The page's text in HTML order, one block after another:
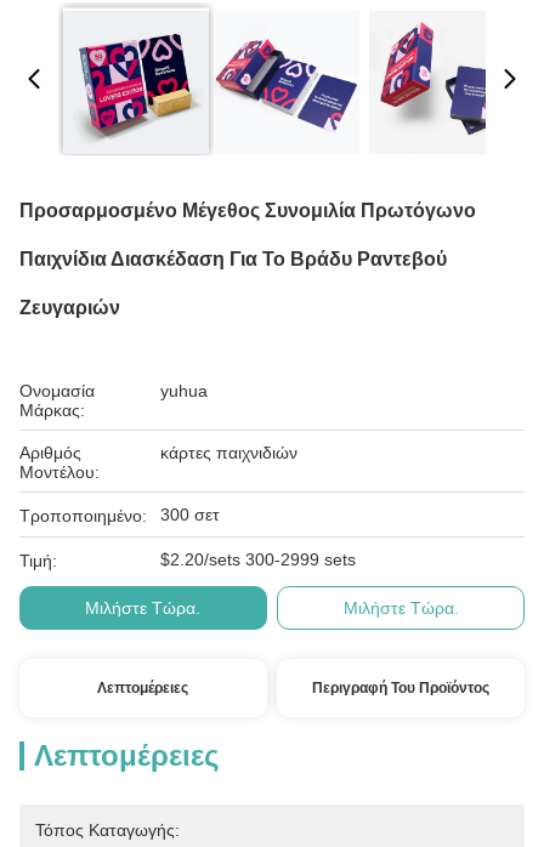
Προσαρμοσμένο Μέγεθος Συνομιλία Πρωτόγωνο
Παιχνίδια Διασκέδαση Για Το Βράδυ Ραντεβού
Ζευγαριών
Ονομασία
Μάρκας:
yuhua
Αριθμός
Μοντέλου:
κάρτες παιχνιδιών
Τροποποιημένο: 300 σετ
Τιμή: $2.20/sets 300-2999 sets
Μιλήστε Τώρα. Μιλήστε Τώρα.
Λεπτομέρειες Περιγραφή Του Προϊόντος
Λεπτομέρειες
Τόπος Καταγωγής: